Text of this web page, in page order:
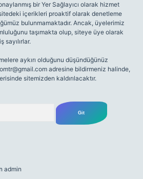
bir Yer Sağlayıcı olarak hizmet
içerikleri proaktif olarak denetleme
bulunmamaktadır. Ancak, üyelerimiz
taşımakta olup, siteye üye olarak
sayılırlar.
aykırı olduğunu düşündüğünüz
adresine bildirmeniz halinde,
sitemizden kaldırılacaktır.
admin